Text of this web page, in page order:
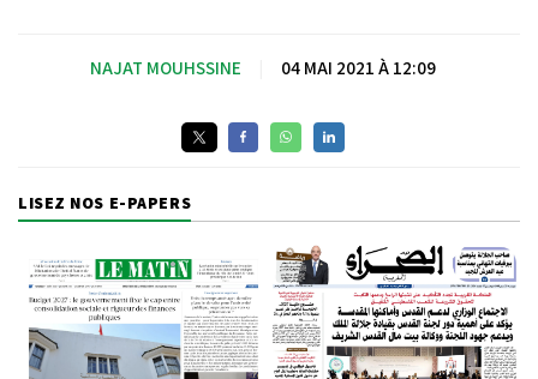
NAJAT MOUHSSINE 04 MAI 2021 À 12:09
LISEZ NOS E-PAPERS